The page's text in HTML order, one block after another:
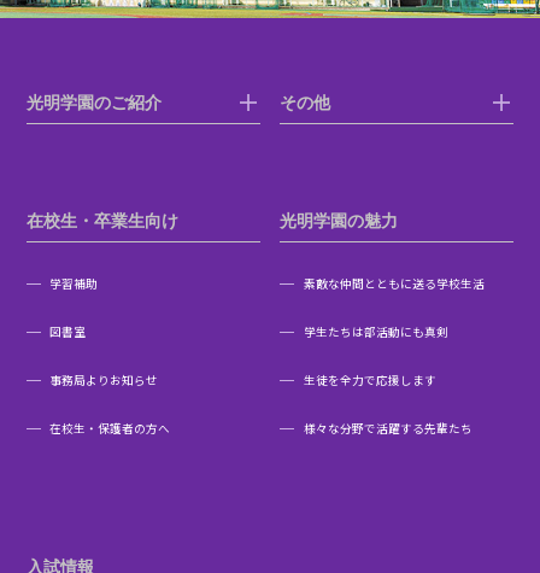
光明学園のご紹介 その他
在校生・卒業生向け
学習補助
図書室
事務局よりお知らせ
在校生・保護者の方へ
光明学園の魅力
素敵な仲間とともに送る学校生活
学生たちは部活動にも真剣
生徒を全力で応援します
様々な分野で活躍する先輩たち
入試情報